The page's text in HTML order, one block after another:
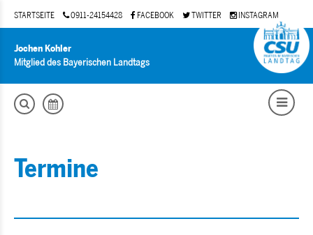
STARTSEITE 0911-24154428 FACEBOOK TWITTER INSTAGRAM
Jochen Kohler
Mitglied des Bayerischen Landtags
Termine